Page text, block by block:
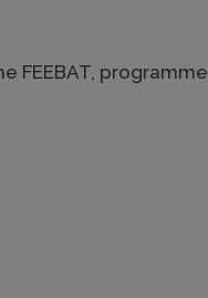
FEEBAT, programme